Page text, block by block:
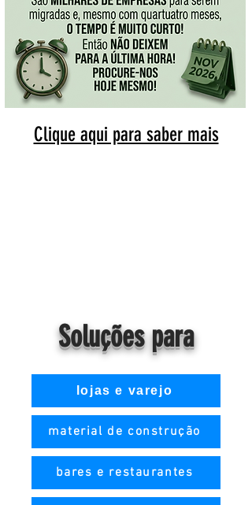
Clique aqui para saber mais
Soluções para
lojas e varejo
material de construção
bares e restaurantes